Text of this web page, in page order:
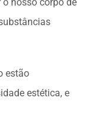
estão
estética, e